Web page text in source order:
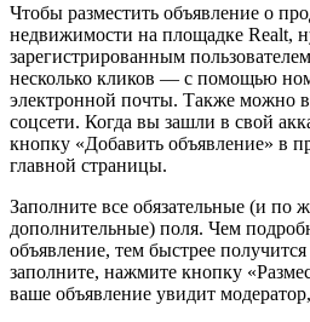
Чтобы разместить объявление о
недвижимости на площадке Realt,
зарегистрированным
несколько кликов — с помощью
электронной почты. Также можно
соцсети. Когда вы зашли в свой
кнопку «Добавить объявление» в
главной страницы.
Заполните все обязательные (и
дополнительные) поля. Чем
объявление, тем быстрее
заполните, нажмите кнопку
ваше объявление увидит